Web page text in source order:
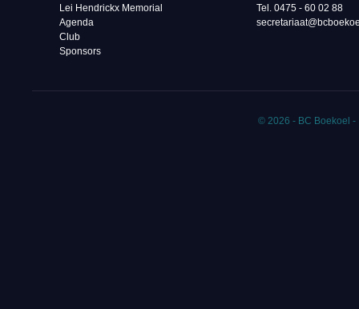
Lei Hendrickx Memorial
Agenda
Club
Sponsors
Tel. 0475 - 60 02 88‬
© 2026 - BC Boekoel